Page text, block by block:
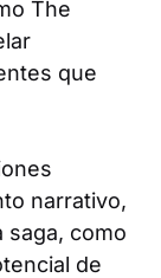
The
que
narrativo,
saga, como
de